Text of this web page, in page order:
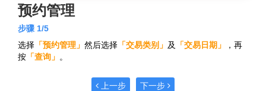
预约管理
步骤 1/5
选择 「预约管理」 然后选择 「交易类别」 及 「交易日期」
，再
按 「查询」 。
上一步 下一步